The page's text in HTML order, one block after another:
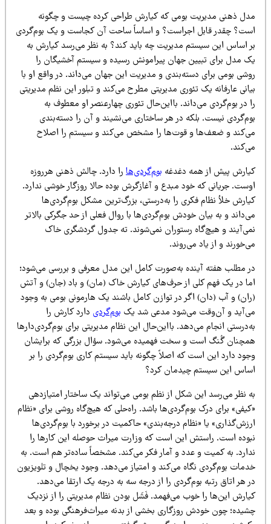
ذهنی مدیریت بومی که کیارش طراحی کرده چیست و چگونه
چقدر قابل اجراست؟ و اساساً ساحت آن کجاست و یک بوم‌گردی
اساس این سیستم مدیریت چه باید کند؟ به نظر می‌رسد کیارش به
مدل برای تبیین جهان پیرامونش رسیده و سیستم آخشیگان را
بومی برای دسته‌بندی و مدیریت این جهان می‌داند. در واقع او با
عارفانه یک تئوری مدیریتی مطرح می‌کند و تبلور این نظم مدیریتی
در بوم‌گردی می‌داند. بااین‌حال تئوری چهارعنصر او معطوف به
نیست. بلکه در هر ساختاری می‌نشیند و آن را دسته‌بندی
و ضعف‌ها و قوت‌ها را مشخص می‌کند و سیستم را اصلاح
پیش از همه دغدغهبوم‌گردی‌هارا دارد. چالش ذهنی هرروزه
جریانی که خود مبدع و آغازگرش بوده حالا روزگار خوشی ندارد.
خلأ نظام فکری را به‌درستی، بزرگ‌ترین مشکل بوم‌گردی‌ها
و به بیان خودش بوم‌گردی‌ها با روال فعلی از حد جگرکی بالاتر
و هیچ‌گاه رستوران نمی‌شوند. ته جدول گردشگری خاک
و از یاد می‌روند.
مطلب هفته آینده به‌صورت کامل این مدل معرفی و بررسی می‌شود؛
در یک فهم کلی از حرف‌های کیارش خاک (مان) و باد (جان) و آتش
و آب (دان) اگر در توازن کامل باشند یک هارمونی بومی به وجود
و آن‌وقت می‌شود مدعی شد یکبوم‌گردیدارد کارش را
انجام می‌دهد. بااین‌حال این نظام مدیریتی برای بوم‌گردی‌دارها
گُنگ است و سخت فهمیده می‌شود. سؤال بزرگی که برایشان
دارد این است که اصلاً چگونه باید سیستم کاری بوم‌گردی را بر
این سیستم چیدمان کرد؟
نظر می‌رسد این شکل از نظم بومی می‌تواند یک ساختار امتیازدهی
برای درک بوم‌گردی‌ها باشد. راه‌حلی که هیچ‌گاه روشی برای «نظام
یا «نظام درجه‌بندی» حاکمیت در برخورد با بوم‌گردی‌ها
است. راستش این است که وزارت میراث حوصله این کارها را
به کمیت و عدد و آمار فکر می‌کند. مشخصاً ساده‌تر هم است. به
بوم‌گردی نگاه می‌کند و امتیاز می‌دهد. وجود یخچال و تلویزیون
هر اتاق رتبه بوم‌گردی را از درجه سه به درجه یک ارتقا می‌دهد.
این‌ها را خوب می‌فهمد. فَشَل بودن نظام مدیریتی را از نزدیک
چون خودش روزگاری بخشی از بدنه میراث‌فرهنگی بوده و بعد